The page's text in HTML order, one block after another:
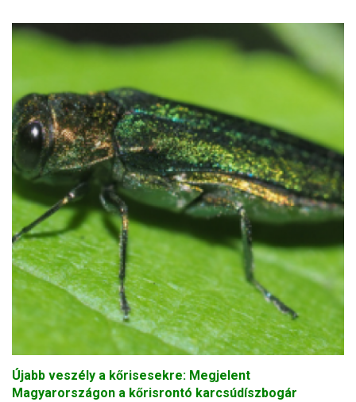
Újabb veszély a kőrisesekre: Megjelent
Magyarországon a kőrisrontó karcsúdíszbogár